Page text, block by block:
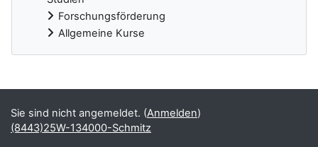
Forschungsförderung
Allgemeine Kurse
Ergänzungsblöcke
Sie sind nicht angemeldet. (Anmelden)
(8443)25W-134000-Schmitz